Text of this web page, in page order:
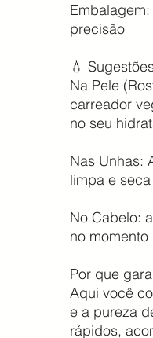
precisão
💧
Na Pele
carreador
no seu
Nas Unhas:
limpa e
No Cabelo:
no
Por que
Aqui você
e a pureza
rápidos,